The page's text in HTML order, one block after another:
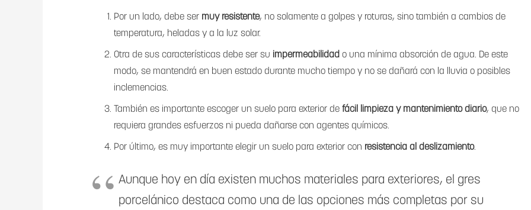
Por un lado, debe ser muy resistente, no solamente a golpes y roturas, sino también a cambios de
temperatura, heladas y a la luz solar.
Otra de sus características debe ser su impermeabilidad o una mínima absorción de agua. De este
modo, se mantendrá en buen estado durante mucho tiempo y no se dañará con la lluvia o posibles
inclemencias.
También es importante escoger un suelo para exterior de fácil limpieza y mantenimiento diario, que no
requiera grandes esfuerzos ni pueda dañarse con agentes químicos.
Por último, es muy importante elegir un suelo para exterior con resistencia al deslizamiento.
Aunque hoy en día existen muchos materiales para exteriores, el gres
porcelánico destaca como una de las opciones más completas por su